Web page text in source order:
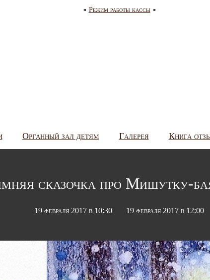
Режим работы кассы
Органный зал детям Галерея Книга
сказочка про Мишутку-
19 февраля 2017 в 10:30 19 февраля 2017 в 12:00